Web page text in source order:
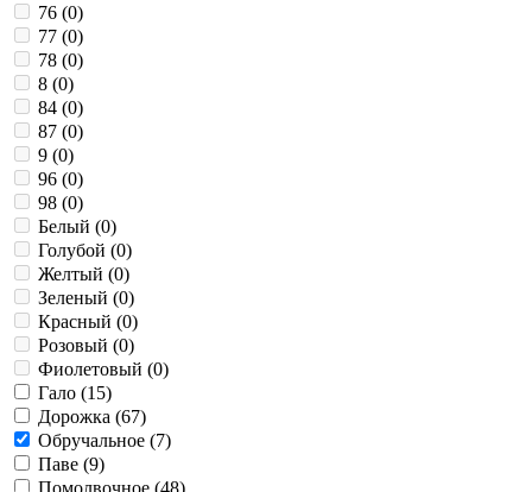
76 (0)
77 (0)
78 (0)
8 (0)
84 (0)
87 (0)
9 (0)
96 (0)
98 (0)
Белый (0)
Голубой (0)
Желтый (0)
Зеленый (0)
Красный (0)
Розовый (0)
Фиолетовый (0)
Гало (15)
Дорожка (67)
Обручальное (7)
Паве (9)
Помолвочное (48)